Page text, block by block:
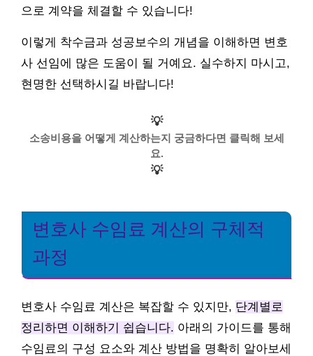
으로 계약을 체결할 수 있습니다!
이렇게 착수금과 성공보수의 개념을 이해하면 변호
사 선임에 많은 도움이 될 거예요. 실수하지 마시고,
현명한 선택하시길 바랍니다!
💡
소송비용을 어떻게 계산하는지 궁금하다면 클릭해 보세
요.
💡
변호사 수임료 계산의 구체적
과정
변호사 수임료 계산은 복잡할 수 있지만, 단계별로
정리하면 이해하기 쉽습니다. 아래의 가이드를 통해
수임료의 구성 요소와 계산 방법을 명확히 알아보세